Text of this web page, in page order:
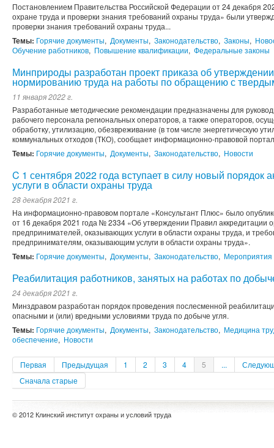
Постановлением Правительства Российской Федерации от 24 декабря
охране труда и проверки знания требований охраны труда» были
проверки знания требований охраны труда...
Темы: Горячие документы, Документы, Законодательство, Законы,
Обучение работников, Повышение квалификации, Федеральные законы
Минприроды разработан проект приказа об
нормированию труда на работы по обращению с
11 января 2022 г.
Разработанные методические рекомендации предназначены для
рабочего персонала региональных операторов, а также операторов,
обработку, утилизацию, обезвреживание (в том числе энергетическую
коммунальных отходов (ТКО), сообщает информационно-правовой
Темы: Горячие документы, Документы, Законодательство, Новости
C 1 сентября 2022 года вступает в силу новый порядок
услуги в области охраны труда
28 декабря 2021 г.
На информационно-правовом портале «Консультант Плюс» было
от 16 декабря 2021 года № 2334 «Об утверждении Правил аккредитации
предпринимателей, оказывающих услуги в области охраны труда, и
предпринимателям, оказывающим услуги в области охраны труда».
Темы: Горячие документы, Документы, Законодательство, Мероприятия
Реабилитация работников, занятых на работах по
24 декабря 2021 г.
Минздравом разработан порядок проведения послесменной
опасными и (или) вредными условиями труда по добыче угля.
Темы: Горячие документы, Документы, Законодательство, Медицина
обеспечение, Новости
Первая Предыдущая 1 2 3 4 5 ...
Сначала старые
© 2012 Клинский институт охраны и условий труда